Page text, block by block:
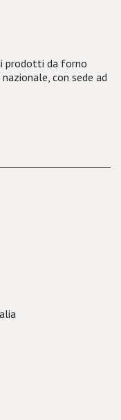
prodotti da forno
con sede ad